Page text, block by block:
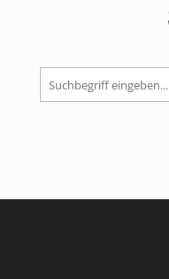
Suchen
nach: